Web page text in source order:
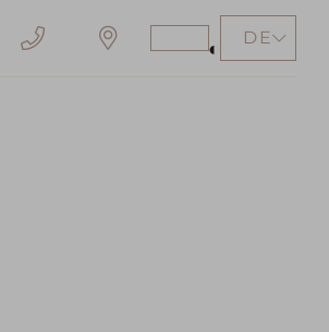
Stärkeren
Kontrast
DE